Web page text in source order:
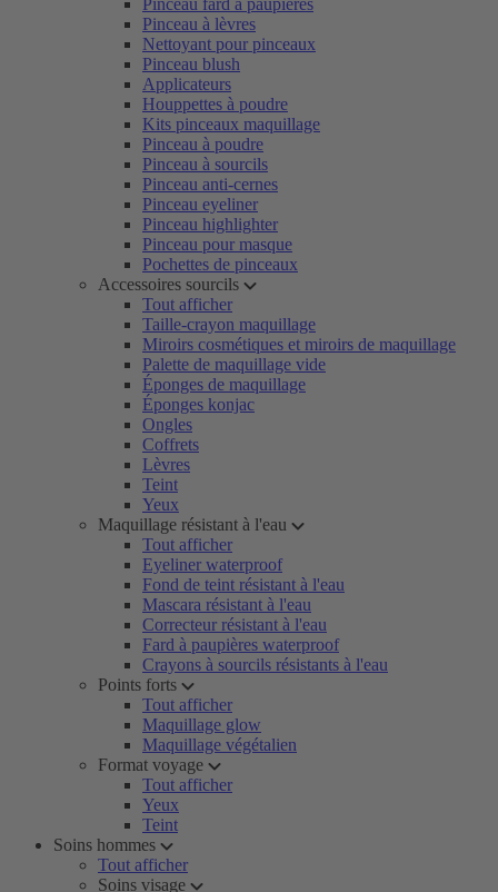
Pinceau fard à paupières
Pinceau à lèvres
Nettoyant pour pinceaux
Pinceau blush
Applicateurs
Houppettes à poudre
Kits pinceaux maquillage
Pinceau à poudre
Pinceau à sourcils
Pinceau anti-cernes
Pinceau eyeliner
Pinceau highlighter
Pinceau pour masque
Pochettes de pinceaux
Accessoires sourcils
Tout afficher
Taille-crayon maquillage
Miroirs cosmétiques et miroirs de maquillage
Palette de maquillage vide
Éponges de maquillage
Éponges konjac
Ongles
Coffrets
Lèvres
Teint
Yeux
Maquillage résistant à l'eau
Tout afficher
Eyeliner waterproof
Fond de teint résistant à l'eau
Mascara résistant à l'eau
Correcteur résistant à l'eau
Fard à paupières waterproof
Crayons à sourcils résistants à l'eau
Points forts
Tout afficher
Maquillage glow
Maquillage végétalien
Format voyage
Tout afficher
Yeux
Teint
Soins hommes
Tout afficher
Soins visage